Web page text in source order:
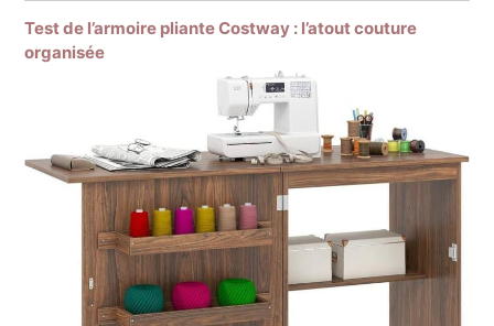
Test de l’armoire pliante Costway : l’atout couture
organisée